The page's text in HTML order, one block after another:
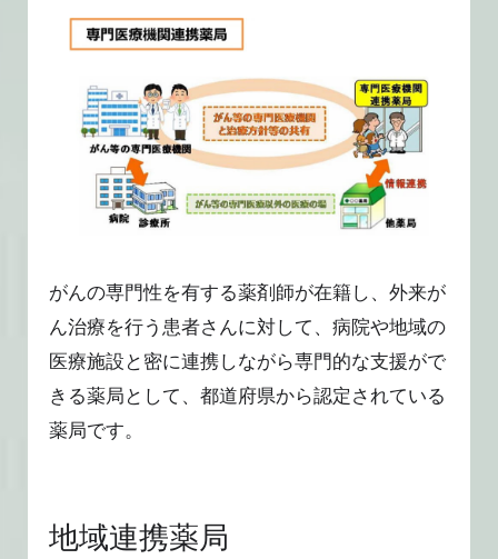
がんの専門性を有する薬剤師が在籍し、外来が
ん治療を行う患者さんに対して、病院や地域の
医療施設と密に連携しながら専門的な支援がで
きる薬局として、都道府県から認定されている
薬局です。
地域連携薬局